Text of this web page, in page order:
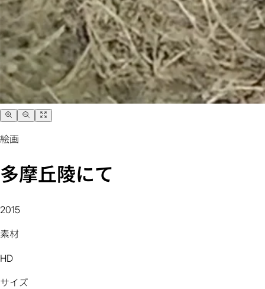
絵画
多摩丘陵にて
2015
素材
HD
サイズ